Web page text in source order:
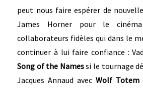
peut nous faire espérer de
James Horner pour le
collaborateurs fidèles qui dans le
continuer à lui faire confiance :
Song of the Namessi le tournage
Jacques Annaud avec Wolf Totem